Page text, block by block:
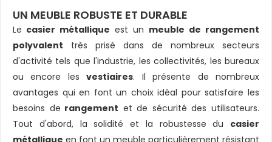
UN MEUBLE ROBUSTE ET DURABLE
Le casier métallique est un meuble de rangement
polyvalent très prisé dans de nombreux secteurs
d'activité tels que l'industrie, les collectivités, les bureaux
ou encore lesvestiaires. Il présente de nombreux
avantages qui en font un choix idéal pour satisfaire les
besoins de rangement et de sécurité des utilisateurs.
Tout d'abord, la solidité et la robustesse du casier
métallique en font un meuble particulièrement résistant